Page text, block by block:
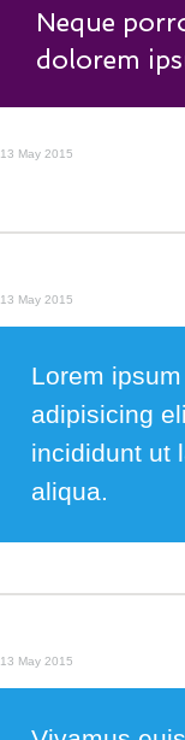
Neque
dolorem
13 May 2015
13 May 2015
Lorem
adipisicing
incididunt ut
aliqua.
13 May 2015